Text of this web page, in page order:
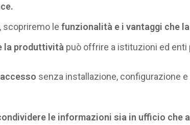
scopriremo le funzionalità e i vantaggi che
la produttività può offrire a istituzioni ed enti
senza installazione, configurazione
le informazioni sia in ufficio che